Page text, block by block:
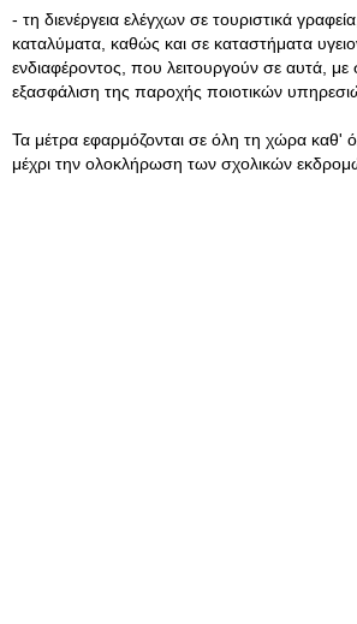
- τη διενέργεια ελέγχων σε τουριστικά
καταλύματα, καθώς και σε καταστήματα
ενδιαφέροντος, που λειτουργούν σε αυτά,
εξασφάλιση της παροχής ποιοτικών
Τα μέτρα εφαρμόζονται σε όλη τη χώρα καθ'
μέχρι την ολοκλήρωση των σχολικών